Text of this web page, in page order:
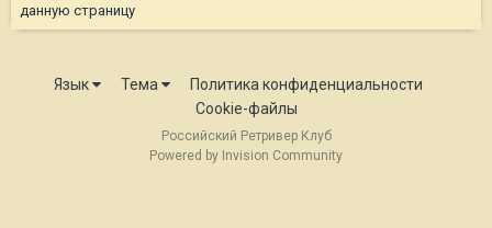
данную страницу
Язык Тема
Политика конфиденциальности
Cookie-файлы
Российский Ретривер Клуб
Powered by Invision Community